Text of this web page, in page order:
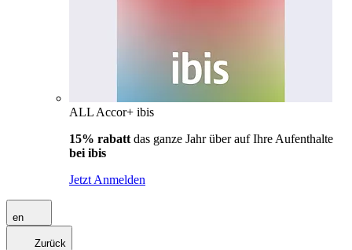
ALL Accor+ ibis
15% rabatt das ganze Jahr über auf Ihre Aufenthalte
bei ibis
Jetzt Anmelden
en
Zurück